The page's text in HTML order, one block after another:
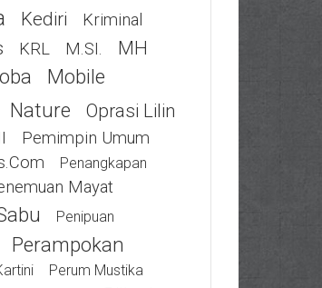
Kediri Kriminal
KRL M.SI. MH
Mobile
Nature Oprasi Lilin
Pemimpin Umum
Penangkapan
Mayat
Penipuan
Perampokan
Perum Mustika